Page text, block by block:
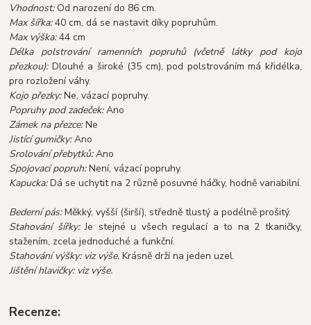
Vhodnost:Od narození do 86 cm.
Max šířka:40 cm, dá se nastavit díky popruhům.
Max výška:44 cm
Délka polstrování ramenních popruhů (včetně látky pod kojo
přezkou): Dlouhé a široké (35 cm), pod polstrováním má křidélka,
pro rozložení váhy.
Kojo přezky:Ne, vázací popruhy.
Popruhy pod zadeček:Ano
Zámek na přezce:Ne
Jistící gumičky:Ano
Srolování přebytků:Ano
Spojovací popruh:Není, vázací popruhy.
Kapucka:Dá se uchytit na 2 různě posuvné háčky, hodně variabilní.
Bederní pás:Měkký, vyšší (širší), středně tlustý a podélně prošitý.
Stahování šířky:Je stejné u všech regulací a to na 2 tkaničky,
stažením, zcela jednoduché a funkční.
Stahování výšky: viz výše.Krásně drží na jeden uzel.
Jištění hlavičky: viz výše.
Recenze: